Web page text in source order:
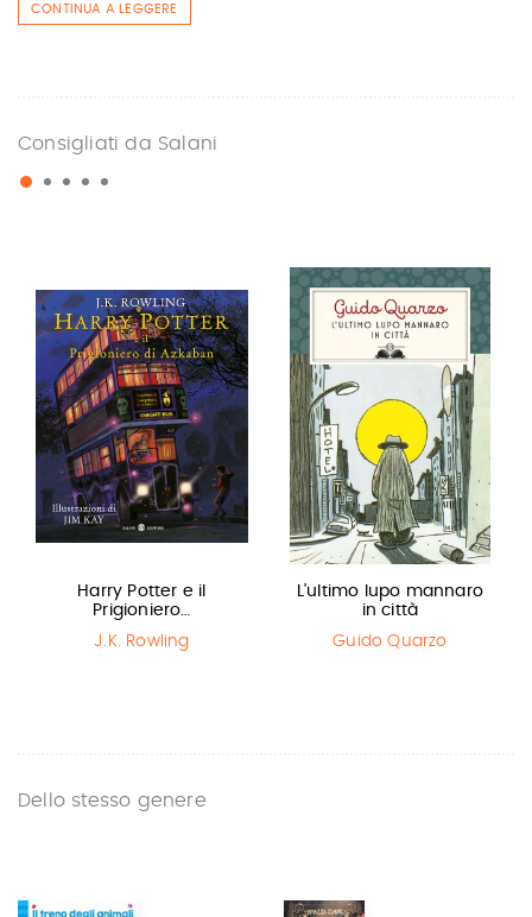
CONTINUA A LEGGERE
Consigliati da Salani
Harry Potter e il
Prigioniero…
J.K. Rowling
L'ultimo lupo mannaro
in città
Guido Quarzo
Dello stesso genere